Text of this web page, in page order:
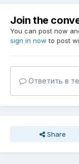
Join the
You can post now
sign in now to post
Ответить в
Share